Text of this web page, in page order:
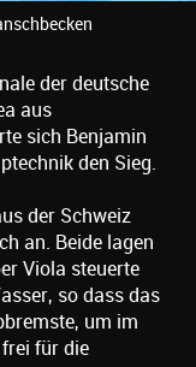
der deutsche
aus
sich Benjamin
den Sieg.
der Schweiz
an. Beide lagen
Viola steuerte
so dass das
um im
für die